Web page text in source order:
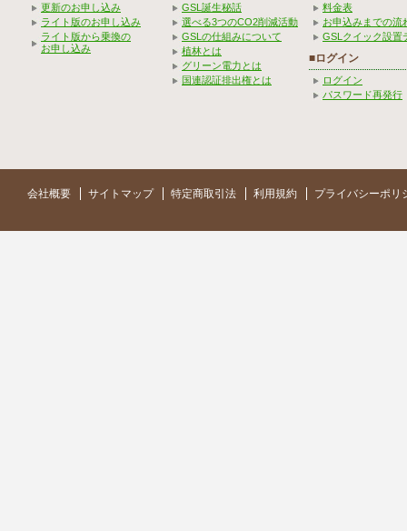
更新のお申し込み
ライト版のお申し込み
ライト版から乗換の
お申し込み
GSL誕生秘話
選べる3つのCO2削減活動
GSLの仕組みについて
植林とは
グリーン電力とは
国連認証排出権とは
料金表
お申込みまでの流
GSLクイック設置
■ログイン
ログイン
パスワード再発行
会社概要 サイトマップ 特定商取引法 利用規約 プライバシーポリ